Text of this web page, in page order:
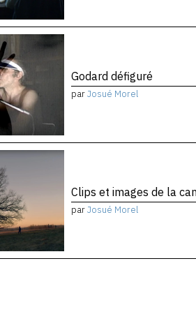
Godard défiguré
parJosué Morel
Clips et images de la
parJosué Morel